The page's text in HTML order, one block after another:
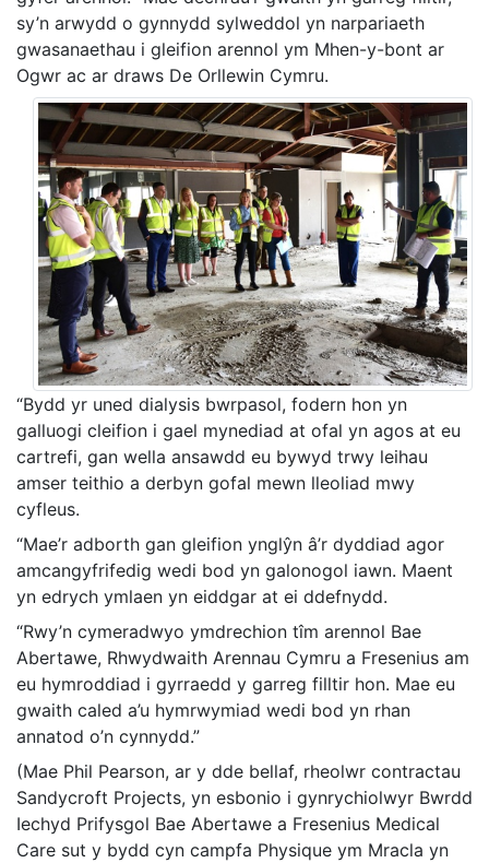
sy’n arwydd o gynnydd sylweddol yn narpariaeth
gwasanaethau i gleifion arennol ym Mhen-y-bont ar
Ogwr ac ar draws De Orllewin Cymru.
“Bydd yr uned dialysis bwrpasol, fodern hon yn
galluogi cleifion i gael mynediad at ofal yn agos at eu
cartrefi, gan wella ansawdd eu bywyd trwy leihau
amser teithio a derbyn gofal mewn lleoliad mwy
cyfleus.
“Mae’r adborth gan gleifion ynglŷn â’r dyddiad agor
amcangyfrifedig wedi bod yn galonogol iawn. Maent
yn edrych ymlaen yn eiddgar at ei ddefnydd.
“Rwy’n cymeradwyo ymdrechion tîm arennol Bae
Abertawe, Rhwydwaith Arennau Cymru a Fresenius am
eu hymroddiad i gyrraedd y garreg filltir hon. Mae eu
gwaith caled a’u hymrwymiad wedi bod yn rhan
annatod o’n cynnydd.”
(Mae Phil Pearson, ar y dde bellaf, rheolwr contractau
Sandycroft Projects, yn esbonio i gynrychiolwyr Bwrdd
Iechyd Prifysgol Bae Abertawe a Fresenius Medical
Care sut y bydd cyn campfa Physique ym Mracla yn